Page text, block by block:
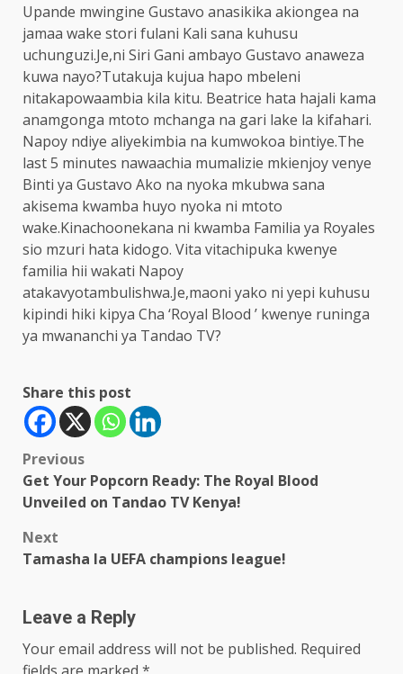
Upande mwingine Gustavo anasikika akiongea na
jamaa wake stori fulani Kali sana kuhusu
uchunguzi.Je,ni Siri Gani ambayo Gustavo anaweza
kuwa nayo?Tutakuja kujua hapo mbeleni
nitakapowaambia kila kitu. Beatrice hata hajali kama
anamgonga mtoto mchanga na gari lake la kifahari.
Napoy ndiye aliyekimbia na kumwokoa bintiye.The
last 5 minutes nawaachia mumalizie mkienjoy venye
Binti ya Gustavo Ako na nyoka mkubwa sana
akisema kwamba huyo nyoka ni mtoto
wake.Kinachoonekana ni kwamba Familia ya Royales
sio mzuri hata kidogo. Vita vitachipuka kwenye
familia hii wakati Napoy
atakavyotambulishwa.Je,maoni yako ni yepi kuhusu
kipindi hiki kipya Cha ‘Royal Blood ’ kwenye runinga
ya mwananchi ya Tandao TV?
Share this post
Post
navigation
Previous
Get Your Popcorn Ready: The Royal Blood
Unveiled on Tandao TV Kenya!
Next
Tamasha la UEFA champions league!
Leave a Reply
Your email address will not be published. Required